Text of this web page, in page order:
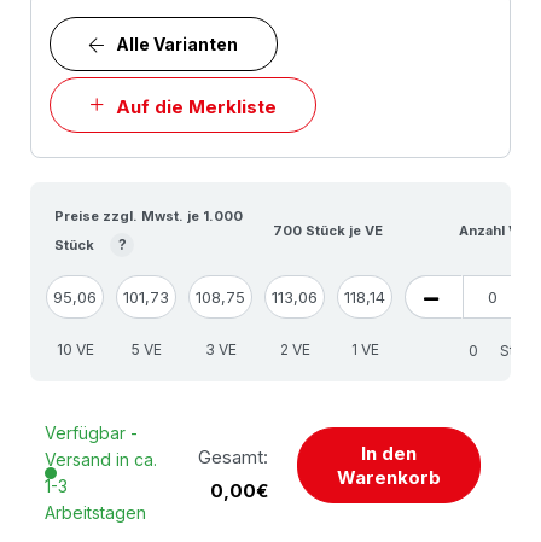
Auf die Merkliste
Alle Varianten
Preise zzgl. Mwst. je 1.000
Stück
?
700 Stück je VE Anzahl VE
95,06 101,73 108,75 113,06 118,14
10 VE 5 VE 3 VE 2 VE 1 VE Stück
Verfügbar -
Versand in ca.
1-3
Arbeitstagen
Gesamt:
0,00€
In den
Warenkorb